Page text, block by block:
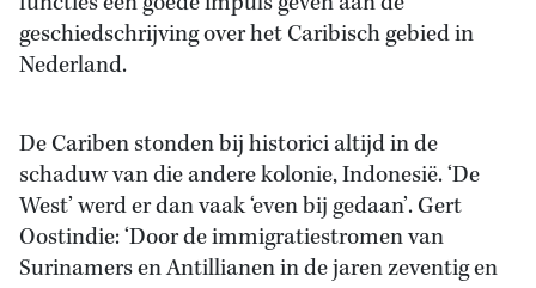
geschiedschrijving over het Caribisch gebied in
Nederland.
De Cariben stonden bij historici altijd in de
schaduw van die andere kolonie, Indonesië. ‘De
West’ werd er dan vaak ‘even bij gedaan’. Gert
Oostindie: ‘Door de immigratiestromen van
Surinamers en Antillianen in de jaren zeventig en